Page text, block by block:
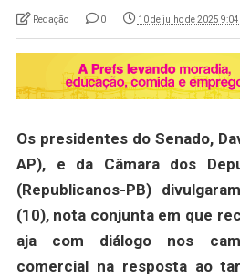
Redação 0 10 de julho de 2025
Os presidentes do Senado,
AP), e da Câmara dos
(Republicanos-PB)
(10), nota conjunta em que
aja com diálogo nos
comercial na resposta ao